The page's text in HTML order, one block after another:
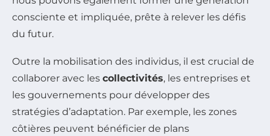
consciente et impliquée, prête à relever les défis
du futur.
Outre la mobilisation des individus, il est crucial de
collaborer avec les collectivités, les entreprises et
les gouvernements pour développer des
stratégies d’adaptation. Par exemple, les zones
côtières peuvent bénéficier de plans